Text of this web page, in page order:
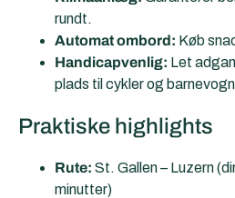
rundt.
Automat ombord: Køb
Handicapvenlig: Let
plads til cykler og
Praktiske highlights
Rute: St. Gallen – Luzern
minutter)